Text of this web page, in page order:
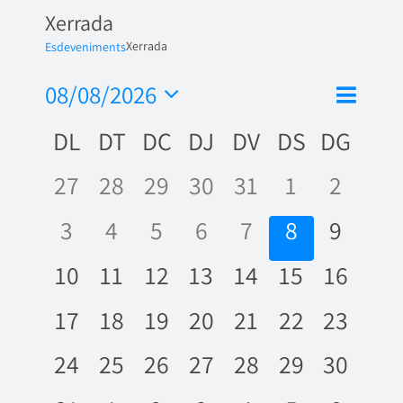
Xerrada
EsdevenimentsXerrada
Vistes
de
Mes
08/08/2026
una
data.
Calendari
de
Esdeveniments
DL DT DC DJ DV DS DG
0
27
0
28
0
esdeveniments,
29
0
esdeveniments,
30
0
esdeveniments,
31
0
1
0
2
0
3
0
esdeveniments,
4
0
esdeveniments,
5
0
esdeveniments,
6
0
7
0
8
0
9
0
10
0
11
0
12
0
13
0
14
0
15
0
16
0
esdeveniments,
17
0
esdeveniments,
18
0
esdeveniments,
19
0
esdeveniments,
20
0
esdeveniments,
21
0
22
0
23
0
esdeveniments,
24
0
esdeveniments,
25
0
esdeveniments,
26
0
esdeveniments,
27
0
esdeveniments,
28
0
29
0
30